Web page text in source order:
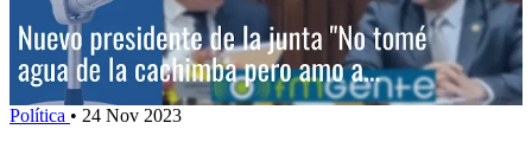
Política • 24 Nov 2023